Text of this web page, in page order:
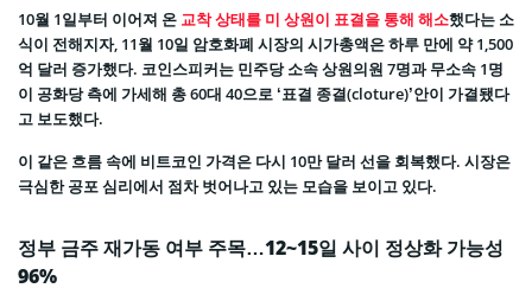
10월 1일부터 이어져 온 교착 상태를 미 상원이 표결을 통해 해소했다는 소
식이 전해지자, 11월 10일 암호화폐 시장의 시가총액은 하루 만에 약 1,500
억 달러 증가했다. 코인스피커는 민주당 소속 상원의원 7명과 무소속 1명
이 공화당 측에 가세해 총 60대 40으로 ‘표결 종결(cloture)’안이 가결됐다
고 보도했다.
이 같은 흐름 속에 비트코인 가격은 다시 10만 달러 선을 회복했다. 시장은
극심한 공포 심리에서 점차 벗어나고 있는 모습을 보이고 있다.
정부 금주 재가동 여부 주목…12~15일 사이 정상화 가능성
96%